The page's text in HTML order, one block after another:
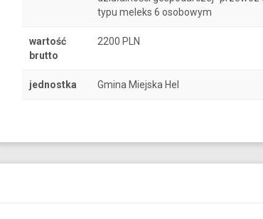
typu meleks 6 osobowym
wartość
brutto
2200 PLN
jednostka Gmina Miejska Hel